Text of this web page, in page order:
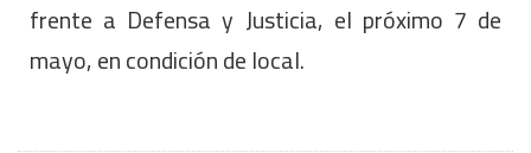
frente a Defensa y Justicia, el próximo 7 de
mayo, en condición de local.